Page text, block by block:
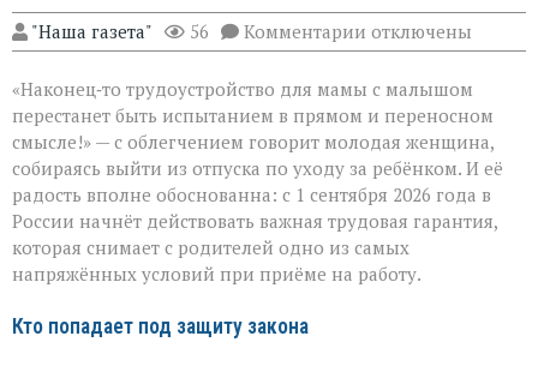
"Наша газета" 56 Комментарии к
записи
без
риска:
защита
для
родителей
малышей
отключены
«Наконец‑то трудоустройство для мамы с малышом
перестанет быть испытанием в прямом и переносном
смысле!» — с облегчением говорит молодая женщина,
собираясь выйти из отпуска по уходу за ребёнком. И её
радость вполне обоснованна: с 1 сентября 2026 года в
России начнёт действовать важная трудовая гарантия,
которая снимает с родителей одно из самых
напряжённых условий при приёме на работу.
Кто попадает под защиту закона